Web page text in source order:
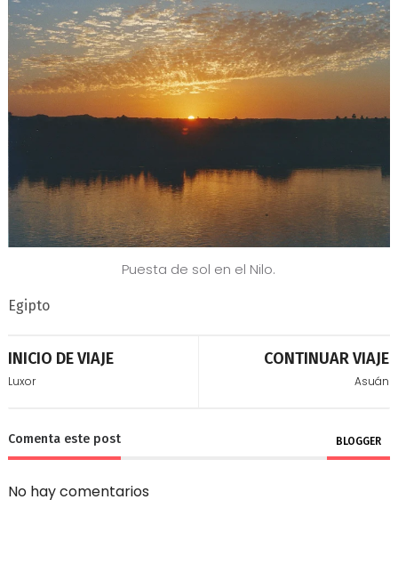
Puesta de sol en el Nilo.
Egipto
INICIO DE VIAJE
Luxor
CONTINUAR VIAJE
Asuán
Comenta este post BLOGGER
No hay comentarios